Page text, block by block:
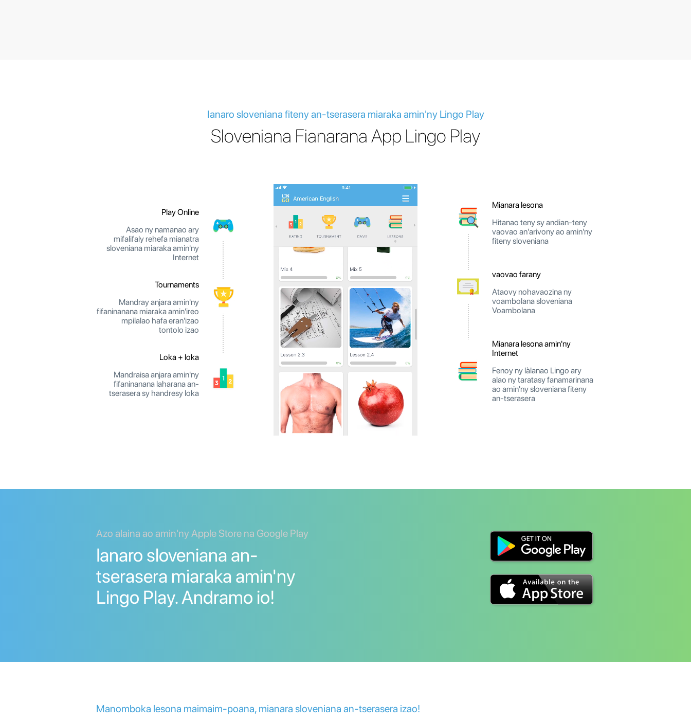
Ianaro sloveniana fiteny an-tserasera miaraka amin'ny Lingo Play
Sloveniana Fianarana App Lingo Play
Play Online
Asao ny namanao ary
mifalifaly rehefa mianatra
sloveniana miaraka amin'ny
Internet
Tournaments
Mandray anjara amin'ny
fifaninanana miaraka amin'ireo
mpilalao hafa eran'izao
tontolo izao
Loka + loka
Mandraisa anjara amin'ny
fifaninanana laharana an-
tserasera sy handresy loka
Mianara lesona
Hitanao teny sy andian-teny
vaovao an'arivony ao amin'ny
fiteny sloveniana
vaovao farany
Ataovy nohavaozina ny
voambolana sloveniana
Voambolana
Mianara lesona amin'ny
Internet
Fenoy ny làlanao Lingo ary
alao ny taratasy fanamarinana
ao amin'ny sloveniana fiteny
an-tserasera
Azo alaina ao amin'ny Apple Store na Google Play
Ianaro sloveniana an-
tserasera miaraka amin'ny
Lingo Play. Andramo io!
Manomboka lesona maimaim-poana, mianara sloveniana an-tserasera izao!